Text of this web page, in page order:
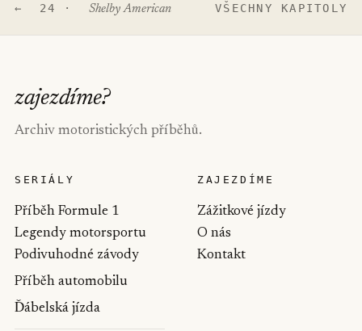
← 24 ·Shelby American VŠECHNY KAPITOLY
zajezdíme?
Archiv motoristických příběhů.
SERIÁLY
Příběh Formule 1
Legendy motorsportu
Podivuhodné závody
Příběh automobilu
Ďábelská jízda
ZAJEZDÍME
Zážitkové jízdy
O nás
Kontakt